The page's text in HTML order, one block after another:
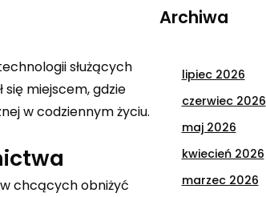
służących
miejscem, gdzie
w codziennym życiu.
chcących obniżyć
Archiwa
lipiec 2026
czerwiec 2026
maj 2026
kwiecień 2026
marzec 2026